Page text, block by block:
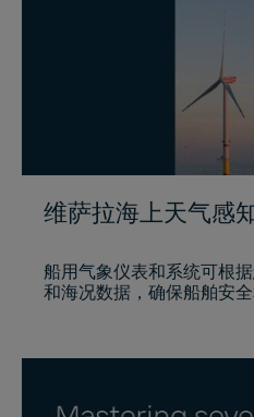
维萨拉海上天气感
船用气象仪表和系统可根
和海况数据，确保船舶安